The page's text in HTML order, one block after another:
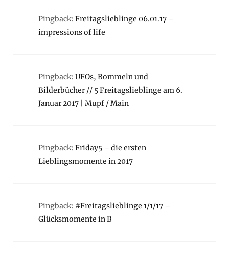
Pingback: Freitagslieblinge 06.01.17 –
impressions of life
Pingback: UFOs, Bommeln und
Bilderbücher // 5 Freitagslieblinge am 6.
Januar 2017 | Mupf / Main
Pingback: Friday5 – die ersten
Lieblingsmomente in 2017
Pingback: #Freitagslieblinge 1/1/17 –
Glücksmomente in B